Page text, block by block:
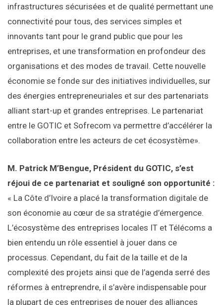
infrastructures sécurisées et de qualité permettant une
connectivité pour tous, des services simples et
innovants tant pour le grand public que pour les
entreprises, et une transformation en profondeur des
organisations et des modes de travail. Cette nouvelle
économie se fonde sur des initiatives individuelles, sur
des énergies entrepreneuriales et sur des partenariats
alliant start-up et grandes entreprises. Le partenariat
entre le GOTIC et Sofrecom va permettre d’accélérer la
collaboration entre les acteurs de cet écosystème».
M. Patrick M’Bengue, Président du GOTIC, s’est
réjoui de ce partenariat et souligné son opportunité :
« La Côte d’Ivoire a placé la transformation digitale de
son économie au cœur de sa stratégie d’émergence.
L’écosystème des entreprises locales IT et Télécoms a
bien entendu un rôle essentiel à jouer dans ce
processus. Cependant, du fait de la taille et de la
complexité des projets ainsi que de l’agenda serré des
réformes à entreprendre, il s’avère indispensable pour
la plupart de ces entreprises de nouer des alliances